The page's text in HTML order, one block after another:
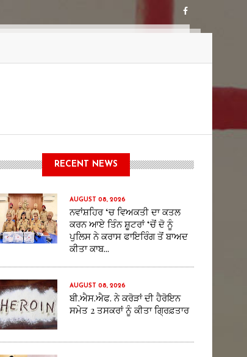
RECENT NEWS
AUGUST 08, 2026
ਨਵਾਂਸ਼ਹਿਰ ‘ਚ ਵਿਅਕਤੀ ਦਾ ਕਤਲ
ਕਰਨ ਆਏ ਤਿੰਨ ਸ਼ੂਟਰਾਂ ‘ਚੋਂ ਦੋ ਨੂੰ
ਪੁਲਿਸ ਨੇ ਕਰਾਸ ਫਾਇਰਿੰਗ ਤੋਂ ਬਾਅਦ
ਕੀਤਾ ਕਾਬ...
AUGUST 08, 2026
ਬੀ.ਐਸ.ਐਫ. ਨੇ ਕਰੋੜਾਂ ਦੀ ਹੈਰੋਇਨ
ਸਮੇਤ 2 ਤਸਕਰਾਂ ਨੂੰ ਕੀਤਾ ਗ੍ਰਿਫ਼ਤਾਰ